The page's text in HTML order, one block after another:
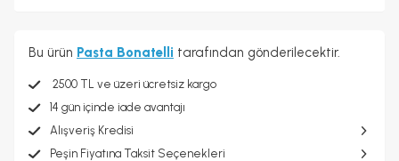
Bu ürün Pasta Bonatelli tarafından gönderilecektir.
2500 TL ve üzeri ücretsiz kargo
14 gün içinde iade avantajı
Alışveriş Kredisi
Peşin Fiyatına Taksit Seçenekleri